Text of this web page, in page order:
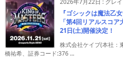
『ゴシックは魔法乙
「第4回リアルスコ
21日(土)開催決定！
株式会社ケイブ(本社：
橋祐希、証券コード:376 ...